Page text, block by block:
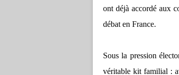
ont déjà accordé aux
débat en France.
Sous la pression
véritable kit familial :